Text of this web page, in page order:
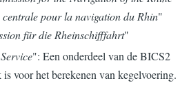
centrale pour la navigation du Rhin"
für die Rheinschifffahrt"
": Een onderdeel van de BICS2
voor het berekenen van kegelvoering.